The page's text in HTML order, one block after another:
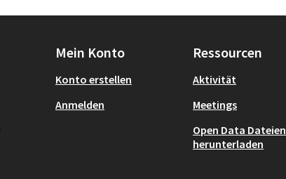
Mein Konto
Konto erstellen
Anmelden
Ressourcen
Aktivität
Meetings
Open Data Dateien
herunterladen